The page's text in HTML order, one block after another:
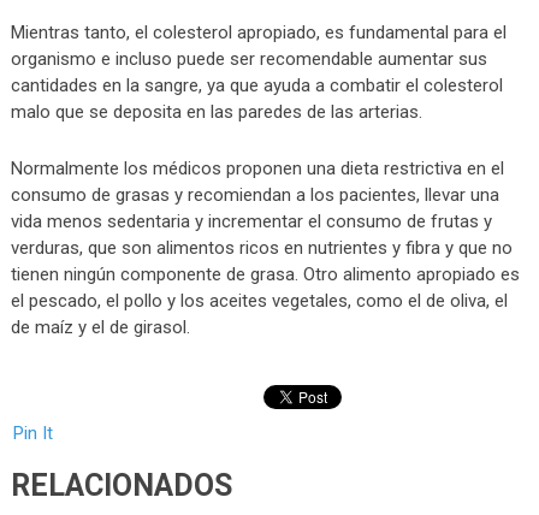
Mientras tanto, el colesterol apropiado, es fundamental para el
organismo e incluso puede ser recomendable aumentar sus
cantidades en la sangre, ya que ayuda a combatir el colesterol
malo que se deposita en las paredes de las arterias.
Normalmente los médicos proponen una dieta restrictiva en el
consumo de grasas y recomiendan a los pacientes, llevar una
vida menos sedentaria y incrementar el consumo de frutas y
verduras, que son alimentos ricos en nutrientes y fibra y que no
tienen ningún componente de grasa. Otro alimento apropiado es
el pescado, el pollo y los aceites vegetales, como el de oliva, el
de maíz y el de girasol.
Pin It
RELACIONADOS